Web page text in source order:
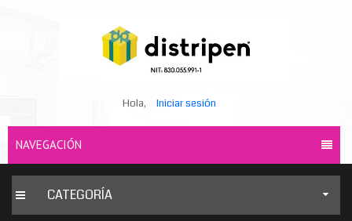
Hola, Iniciar sesión
NAVEGACIÓN
CATEGORÍA